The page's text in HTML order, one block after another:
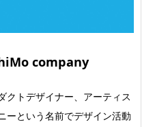
company
クトデザイナー、アーティス
ーという名前でデザイン活動